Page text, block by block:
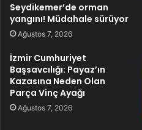
Seydikemer’de orman
yangını! Müdahale sürüyor
Ağustos 7, 2026
İzmir Cumhuriyet
Başsavcılığı: Payaz’ın
Kazasına Neden Olan
Parça Vinç Ayağı
Ağustos 7, 2026